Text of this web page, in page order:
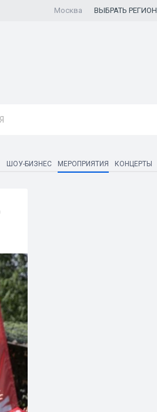
Москва ВЫБРАТЬ РЕГИОН
ШОУ-БИЗНЕС МЕРОПРИЯТИЯ КОНЦЕРТЫ